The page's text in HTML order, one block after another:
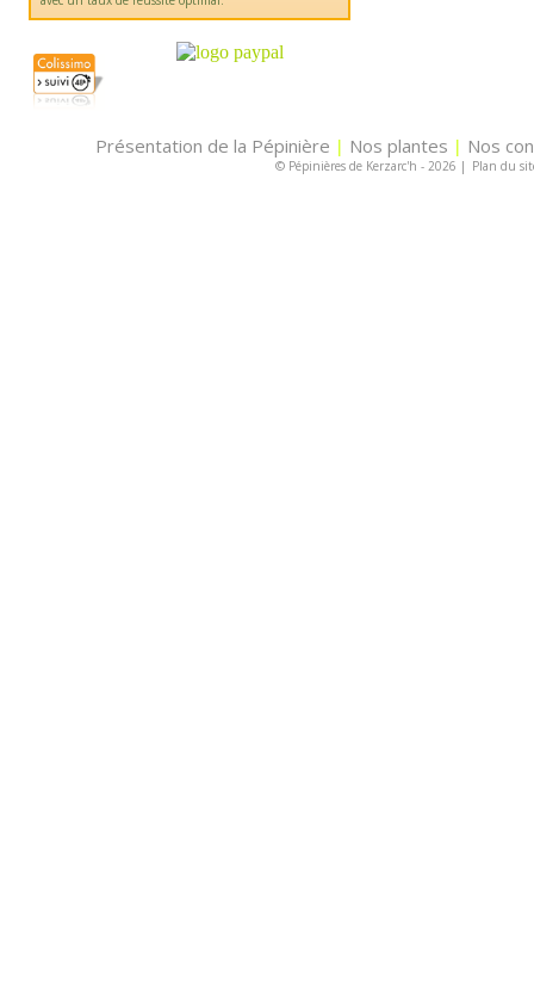
Présentation de la Pépinière | Nos plantes | Nos
© Pépinières de Kerzarc'h - 2026 | Plan du